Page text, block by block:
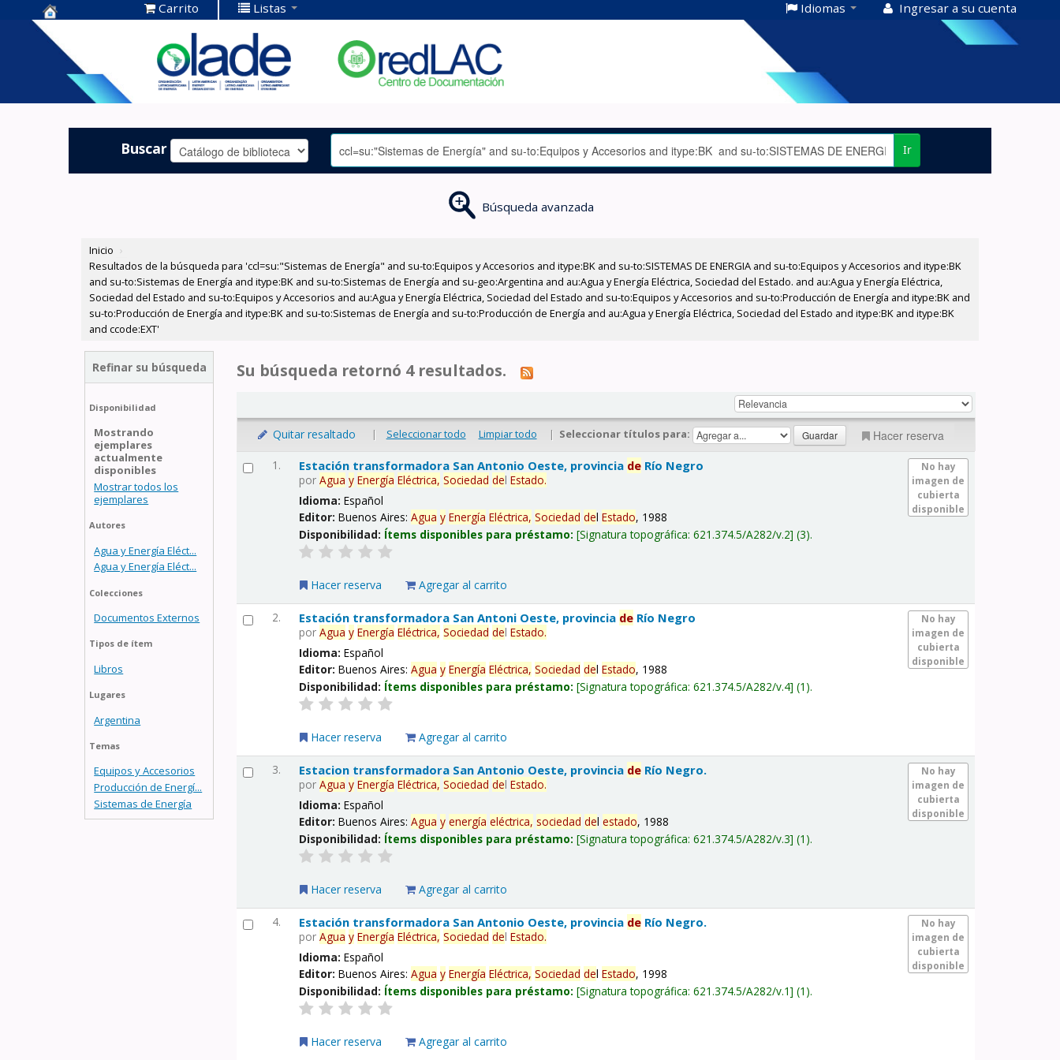
Centro de
Documentación
OLADE -
Carrito Listas Idiomas Ingresar a su cuenta
Buscar Ir
Búsqueda avanzada
Inicio ›
Resultados de la búsqueda para 'ccl=su:"Sistemas de Energía" and su-to:Equipos y Accesorios and itype:BK and su-to:SISTEMAS DE ENERGIA and su-to:Equipos y Accesorios and itype:BK
and su-to:Sistemas de Energía and itype:BK and su-to:Sistemas de Energía and su-geo:Argentina and au:Agua y Energía Eléctrica, Sociedad del Estado. and au:Agua y Energía Eléctrica,
Sociedad del Estado and su-to:Equipos y Accesorios and au:Agua y Energía Eléctrica, Sociedad del Estado and su-to:Equipos y Accesorios and su-to:Producción de Energía and itype:BK and
su-to:Producción de Energía and itype:BK and su-to:Sistemas de Energía and su-to:Producción de Energía and au:Agua y Energía Eléctrica, Sociedad del Estado and itype:BK and itype:BK
and ccode:EXT'
Refinar su búsqueda
Disponibilidad
Mostrando
ejemplares
actualmente
disponibles
Mostrar todos los
ejemplares
Autores
Agua y Energía Eléct...
Agua y Energía Eléct...
Colecciones
Documentos Externos
Tipos de ítem
Libros
Lugares
Argentina
Temas
Equipos y Accesorios
Producción de Energí...
Sistemas de Energía
Su búsqueda retornó 4 resultados.
Quitar resaltado | Seleccionar todo Limpiar todo | Seleccionar títulos para: Hacer reserva
1.
No hay
imagen de
cubierta
disponible
Estación transformadora San Antonio Oeste, provincia de Río Negro
porAgua y Energía Eléctrica, Sociedad delEstado.
Idioma:Español
Editor:Buenos Aires:Agua y Energía Eléctrica, Sociedad delEstado, 1988
Disponibilidad: Ítems disponibles para préstamo: Signatura topográfica:621.374.5/A282/v.2 (3).
Hacer reserva Agregar al carrito
2.
No hay
imagen de
cubierta
disponible
Estación transformadora San Antoni Oeste, provincia de Río Negro
porAgua y Energía Eléctrica, Sociedad delEstado.
Idioma:Español
Editor:Buenos Aires:Agua y Energía Eléctrica, Sociedad delEstado, 1988
Disponibilidad: Ítems disponibles para préstamo: Signatura topográfica:621.374.5/A282/v.4 (1).
Hacer reserva Agregar al carrito
3.
No hay
imagen de
cubierta
disponible
Estacion transformadora San Antonio Oeste, provincia de Río Negro.
porAgua y Energía Eléctrica, Sociedad delEstado.
Idioma:Español
Editor:Buenos Aires:Agua y energía eléctrica, sociedad delestado, 1988
Disponibilidad: Ítems disponibles para préstamo: Signatura topográfica:621.374.5/A282/v.3 (1).
Hacer reserva Agregar al carrito
4.
No hay
imagen de
cubierta
disponible
Estación transformadora San Antonio Oeste, provincia de Río Negro.
porAgua y Energía Eléctrica, Sociedad delEstado.
Idioma:Español
Editor:Buenos Aires:Agua y Energía Eléctrica, Sociedad delEstado, 1998
Disponibilidad: Ítems disponibles para préstamo: Signatura topográfica:621.374.5/A282/v.1 (1).
Hacer reserva Agregar al carrito